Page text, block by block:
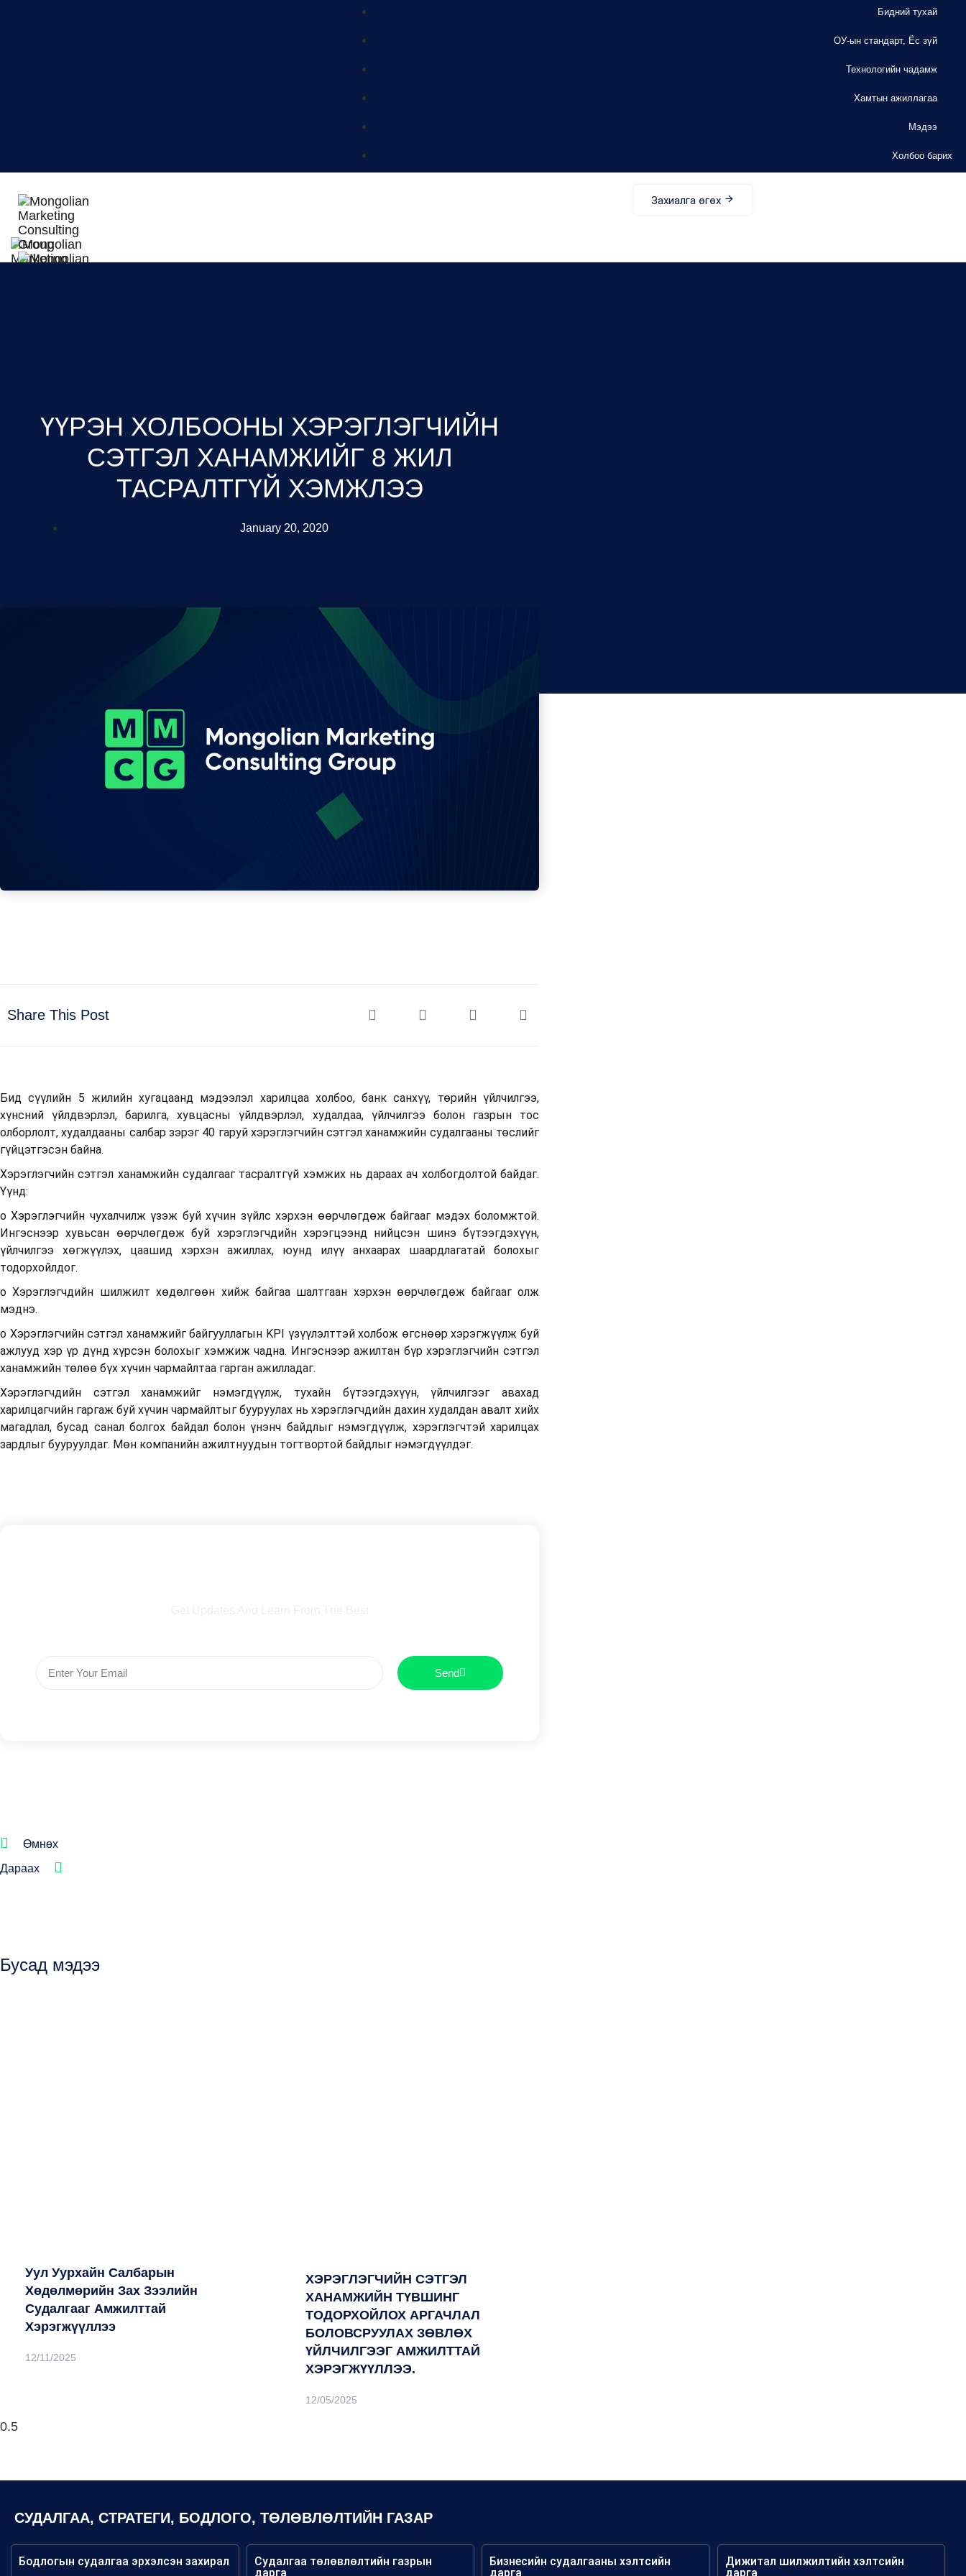
Бидний тухай
ОУ-ын стандарт, Ёс зүй
Технологийн чадамж
Хамтын ажиллагаа
Мэдээ
Холбоо барих
Захиалга өгөх
ҮҮРЭН ХОЛБООНЫ ХЭРЭГЛЭГЧИЙН
СЭТГЭЛ ХАНАМЖИЙГ 8 ЖИЛ
ТАСРАЛТГҮЙ ХЭМЖЛЭЭ
January 20, 2020
Share This Post
Бид сүүлийн 5 жилийн хугацаанд мэдээлэл харилцаа холбоо, банк санхүү, төрийн үйлчилгээ,
хүнсний үйлдвэрлэл, барилга, хувцасны үйлдвэрлэл, худалдаа, үйлчилгээ болон газрын тос
олборлолт, худалдааны салбар зэрэг 40 гаруй хэрэглэгчийн сэтгэл ханамжийн судалгааны төслийг
гүйцэтгэсэн байна.
Хэрэглэгчийн сэтгэл ханамжийн судалгааг тасралтгүй хэмжих нь дараах ач холбогдолтой байдаг.
Үүнд:
o Хэрэглэгчийн чухалчилж үзэж буй хүчин зүйлс хэрхэн өөрчлөгдөж байгааг мэдэх боломжтой.
Ингэснээр хувьсан өөрчлөгдөж буй хэрэглэгчдийн хэрэгцээнд нийцсэн шинэ бүтээгдэхүүн,
үйлчилгээ хөгжүүлэх, цаашид хэрхэн ажиллах, юунд илүү анхаарах шаардлагатай болохыг
тодорхойлдог.
o Хэрэглэгчдийн шилжилт хөдөлгөөн хийж байгаа шалтгаан хэрхэн өөрчлөгдөж байгааг олж
мэднэ.
o Хэрэглэгчийн сэтгэл ханамжийг байгууллагын KPI үзүүлэлттэй холбож өгснөөр хэрэгжүүлж буй
ажлууд хэр үр дүнд хүрсэн болохыг хэмжиж чадна. Ингэснээр ажилтан бүр хэрэглэгчийн сэтгэл
ханамжийн төлөө бүх хүчин чармайлтаа гарган ажилладаг.
Хэрэглэгчдийн сэтгэл ханамжийг нэмэгдүүлж, тухайн бүтээгдэхүүн, үйлчилгээг авахад
харилцагчийн гаргаж буй хүчин чармайлтыг бууруулах нь хэрэглэгчдийн дахин худалдан авалт хийх
магадлал, бусад санал болгох байдал болон үнэнч байдлыг нэмэгдүүлж, хэрэглэгчтэй харилцах
зардлыг бууруулдаг. Мөн компанийн ажилтнуудын тогтвортой байдлыг нэмэгдүүлдэг.
Send
Өмнөх
Дараах
Бусад мэдээ
Уул Уурхайн Салбарын
Хөдөлмөрийн Зах Зээлийн
Судалгааг Амжилттай
Хэрэгжүүллээ
12/11/2025
ХЭРЭГЛЭГЧИЙН СЭТГЭЛ
ХАНАМЖИЙН ТҮВШИНГ
ТОДОРХОЙЛОХ АРГАЧЛАЛ
БОЛОВСРУУЛАХ ЗӨВЛӨХ
ҮЙЛЧИЛГЭЭГ АМЖИЛТТАЙ
ХЭРЭГЖҮҮЛЛЭЭ.
12/05/2025
СУДАЛГАА, СТРАТЕГИ, БОДЛОГО, ТӨЛӨВЛӨЛТИЙН ГАЗАР
Бодлогын судалгаа эрхэлсэн захирал
Судалгаа төлөвлөлтийн газрын
дарга
Бизнесийн судалгааны хэлтсийн
дарга
Дижитал шилжилтийн хэлтсийн
дарга